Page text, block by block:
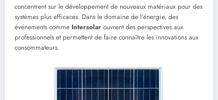
concentrent sur le développement de nouveaux matériaux pour des
systèmes plus efficaces. Dans le domaine de l’énergie, des
événements comme Intersolar ouvrent des perspectives aux
professionnels et permettent de faire connaître les innovations aux
consommateurs.